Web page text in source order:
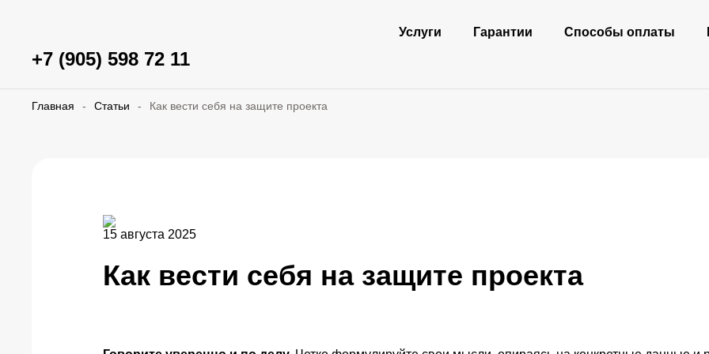
Услуги Гарантии Способы оплаты
+7 (905) 598 72 11
Главная - Статьи - Как вести себя на защите проекта
15 августа 2025
Как вести себя на защите проекта